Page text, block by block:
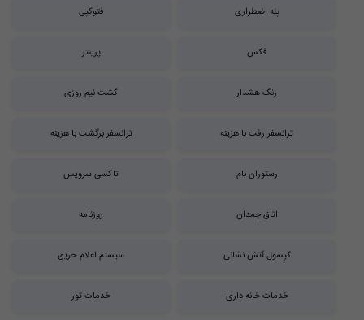
پله اضطراری فتوکپی
فکس پرینتر
زنگ هشدار گشت نیم روزی
ترانسفر رفت با هزینه ترانسفر برگشت با هزینه
رستوران بام تاکسی سرویس
اتاق چمدان روزنامه
کپسول آتش نشانی سیستم اعلام حریق
خدمات خانه داری خدمات تور